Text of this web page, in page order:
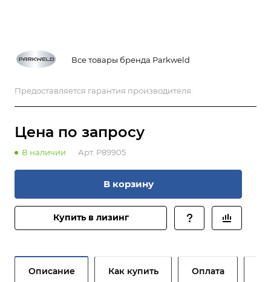
Все товары бренда Parkweld
Предоставляется гарантия производителя.
Цена по запросу
В наличии Арт. P89905
В корзину
Купить в лизинг
Описание Как купить Оплата